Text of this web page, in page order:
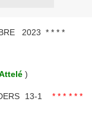
2023 * * * *
)
13-1
* * * * * *